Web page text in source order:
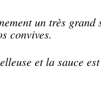
un très grand
convives.
et la sauce